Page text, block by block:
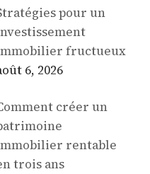
pour un
fructueux
6, 2026
créer un
rentable
trois ans